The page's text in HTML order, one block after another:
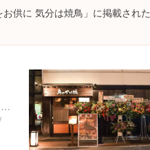
供に 気分は焼鳥」に掲載された
東京都千代田区鍛冶町２丁目１１-１９ 神田日新ビル1B